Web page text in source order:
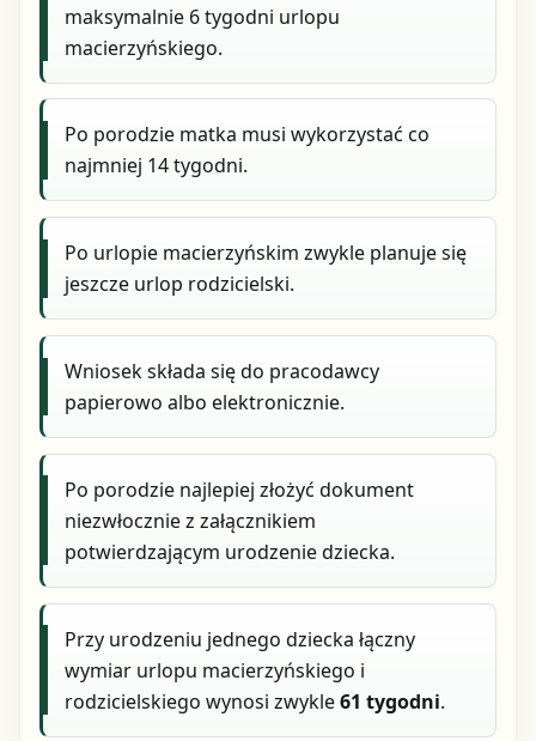
maksymalnie 6 tygodni urlopu
macierzyńskiego.
Po porodzie matka musi wykorzystać co
najmniej 14 tygodni.
Po urlopie macierzyńskim zwykle planuje się
jeszcze urlop rodzicielski.
Wniosek składa się do pracodawcy
papierowo albo elektronicznie.
Po porodzie najlepiej złożyć dokument
niezwłocznie z załącznikiem
potwierdzającym urodzenie dziecka.
Przy urodzeniu jednego dziecka łączny
wymiar urlopu macierzyńskiego i
rodzicielskiego wynosi zwykle61 tygodni.